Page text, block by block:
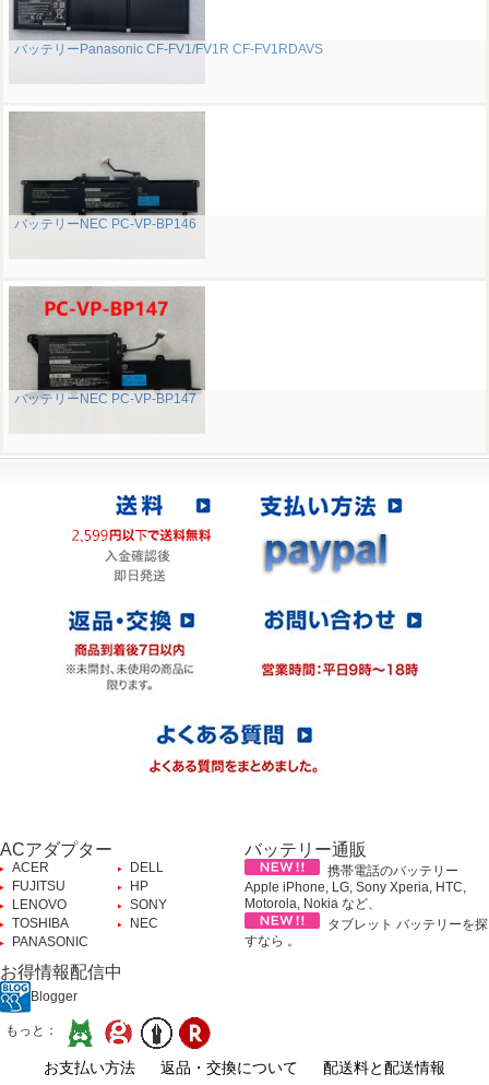
バッテリーPanasonic CF-FV1/FV1R CF-FV1RDAVS
バッテリーNEC PC-VP-BP146
バッテリーNEC PC-VP-BP147
ACアダプター
ACER
DELL
FUJITSU
HP
LENOVO
SONY
TOSHIBA
NEC
PANASONIC
バッテリー通販
携帯電話のバッテリー
Apple iPhone, LG, Sony Xperia, HTC,
Motorola, Nokia など、
タブレット バッテリーを探
すなら 。
お得情報配信中
Blogger
もっと：
お支払い方法 返品・交換について 配送料と配送情報